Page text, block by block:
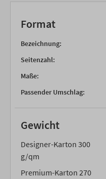
Format
Bezeichnung:
Seitenzahl:
Maße:
Passender Umschlag:
Gewicht
Designer-Karton 300
g/qm
Premium-Karton 270